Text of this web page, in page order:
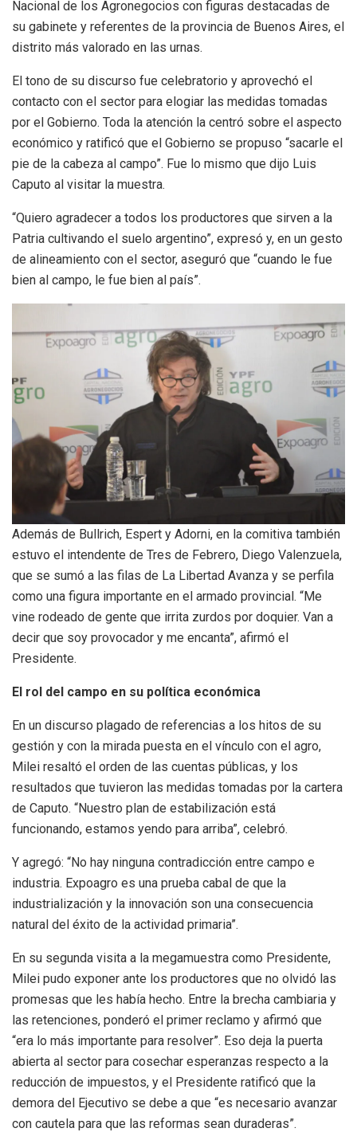
Nacional de los Agronegocios con figuras destacadas de
su gabinete y referentes de la provincia de Buenos Aires, el
distrito más valorado en las urnas.
El tono de su discurso fue celebratorio y aprovechó el
contacto con el sector para elogiar las medidas tomadas
por el Gobierno. Toda la atención la centró sobre el aspecto
económico y ratificó que el Gobierno se propuso “sacarle el
pie de la cabeza al campo”. Fue lo mismo que dijo Luis
Caputo al visitar la muestra.
“Quiero agradecer a todos los productores que sirven a la
Patria cultivando el suelo argentino”, expresó y, en un gesto
de alineamiento con el sector, aseguró que “cuando le fue
bien al campo, le fue bien al país”.
Además de Bullrich, Espert y Adorni, en la comitiva también
estuvo el intendente de Tres de Febrero, Diego Valenzuela,
que se sumó a las filas de La Libertad Avanza y se perfila
como una figura importante en el armado provincial. “Me
vine rodeado de gente que irrita zurdos por doquier. Van a
decir que soy provocador y me encanta”, afirmó el
Presidente.
El rol del campo en su política económica
En un discurso plagado de referencias a los hitos de su
gestión y con la mirada puesta en el vínculo con el agro,
Milei resaltó el orden de las cuentas públicas, y los
resultados que tuvieron las medidas tomadas por la cartera
de Caputo. “Nuestro plan de estabilización está
funcionando, estamos yendo para arriba”, celebró.
Y agregó: “No hay ninguna contradicción entre campo e
industria. Expoagro es una prueba cabal de que la
industrialización y la innovación son una consecuencia
natural del éxito de la actividad primaria”.
En su segunda visita a la megamuestra como Presidente,
Milei pudo exponer ante los productores que no olvidó las
promesas que les había hecho. Entre la brecha cambiaria y
las retenciones, ponderó el primer reclamo y afirmó que
“era lo más importante para resolver”. Eso deja la puerta
abierta al sector para cosechar esperanzas respecto a la
reducción de impuestos, y el Presidente ratificó que la
demora del Ejecutivo se debe a que “es necesario avanzar
con cautela para que las reformas sean duraderas”.